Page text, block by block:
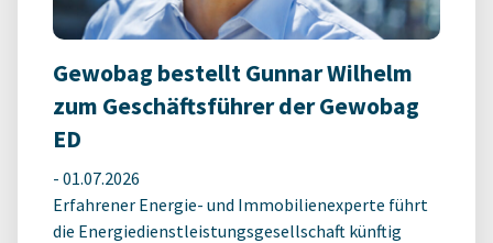
Gewobag bestellt Gunnar Wilhelm
zum Geschäftsführer der Gewobag
ED
- 01.07.2026
Erfahrener Energie- und Immobilienexperte führt
die Energiedienstleistungsgesellschaft künftig